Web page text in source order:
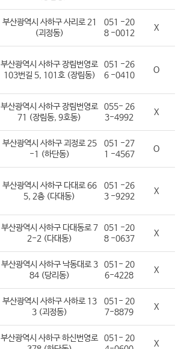
부산광역시 사하구 사리로 21
(괴정동)
051 -20
8 -0012
X
부산광역시 사하구 장림번영로
103번길 5, 101호 (장림동)
051 -26
6 -0410
O
부산광역시 사하구 장림번영로
71 (장림동, 9호동)
055- 26
3-4992
X
부산광역시 사하구 괴정로 25
-1 (하단동)
051 -27
1 -4567
O
부산광역시 사하구 다대로 66
5, 2층 (다대동)
051 -26
3 -9292
X
부산광역시 사하구 다대동로 7
2-2 (다대동)
051 -20
8 -0637
X
부산광역시 사하구 낙동대로 3
84 (당리동)
051- 20
6-4228
X
부산광역시 사하구 사하로 13
3 (괴정동)
051- 20
7-8879
X
부산광역시 사하구 하신번영로
051- 20
X